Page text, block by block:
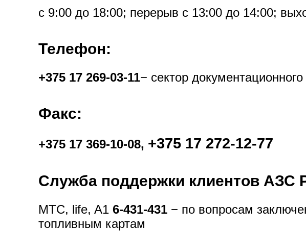
с 9:00 до 18:00; перерыв с 13:00 до 14:00;
Телефон:
+375 17 269-03-11− сектор
Факс:
+375 17 369-10-08, +375 17 272-12-77
Служба поддержки клиентов
MTC, life, A1 6-431-431 − по вопросам
топливным картам